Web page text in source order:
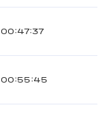
00:47:37
00:55:45